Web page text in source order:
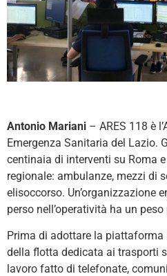
Antonio Mariani – ARES 118 è
Emergenza Sanitaria del Lazio.
centinaia di interventi su Roma
regionale: ambulanze, mezzi di
elisoccorso. Un’organizzazione
perso nell’operatività ha un peso
Prima di adottare la piattaforma
della flotta dedicata ai trasporti
lavoro fatto di telefonate,